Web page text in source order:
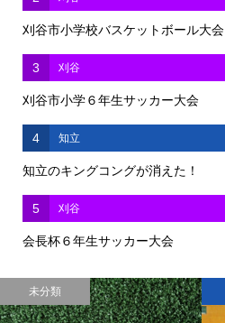
刈谷市小学校バスケットボール大会
3 刈谷
刈谷市小学６年生サッカー大会
4 知立
知立のキングコングが消えた！
5 刈谷
会長杯６年生サッカー大会
未分類